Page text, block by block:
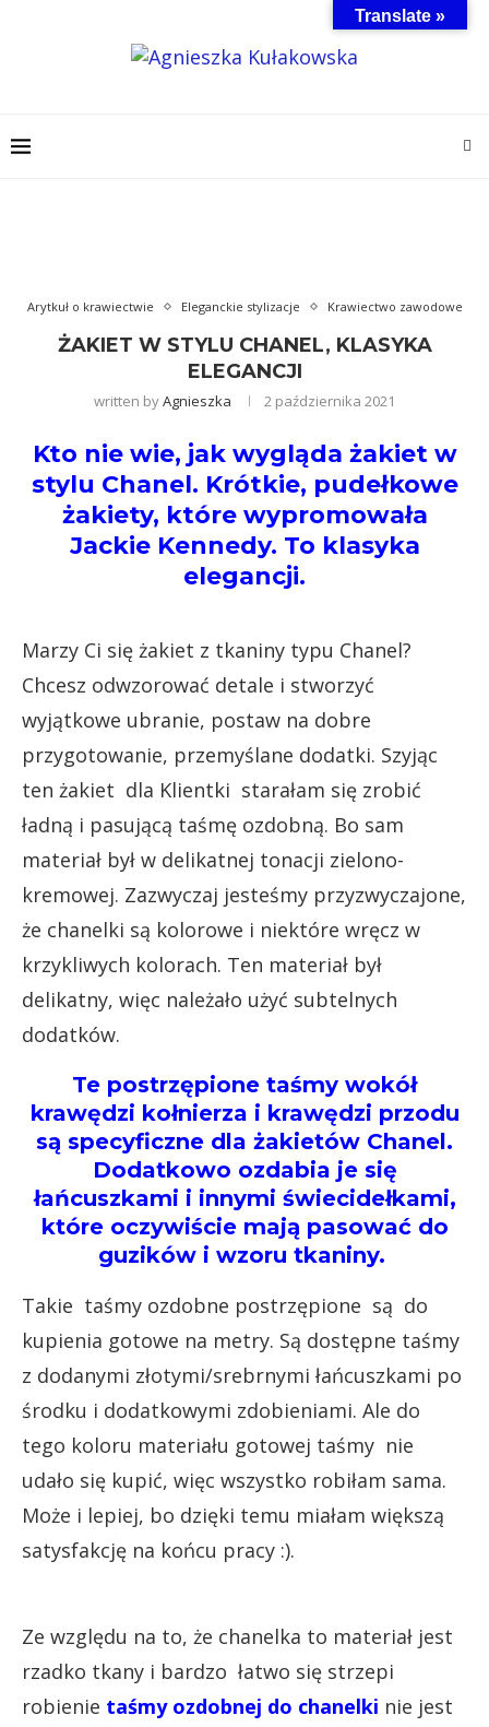
Arytkuł o krawiectwie Eleganckie stylizacje Krawiectwo zawodowe
ŻAKIET W STYLU CHANEL, KLASYKA
ELEGANCJI
written byAgnieszka 2 października 2021
Kto nie wie, jak wygląda żakiet w
stylu Chanel. Krótkie, pudełkowe
żakiety, które wypromowała
Jackie Kennedy. To klasyka
elegancji.
Marzy Ci się żakiet z tkaniny typu Chanel?
Chcesz odwzorować detale i stworzyć
wyjątkowe ubranie, postaw na dobre
przygotowanie, przemyślane dodatki. Szyjąc
ten żakiet dla Klientki starałam się zrobić
ładną i pasującą taśmę ozdobną. Bo sam
materiał był w delikatnej tonacji zielono-
kremowej. Zazwyczaj jesteśmy przyzwyczajone,
że chanelki są kolorowe i niektóre wręcz w
krzykliwych kolorach. Ten materiał był
delikatny, więc należało użyć subtelnych
dodatków.
Te postrzępione taśmy wokół
krawędzi kołnierza i krawędzi przodu
są specyficzne dla żakietów Chanel.
Dodatkowo ozdabia je się
łańcuszkami i innymi świecidełkami,
które oczywiście mają pasować do
guzików i wzoru tkaniny.
Takie taśmy ozdobne postrzępione są do
kupienia gotowe na metry. Są dostępne taśmy
z dodanymi złotymi/srebrnymi łańcuszkami po
środku i dodatkowymi zdobieniami. Ale do
tego koloru materiału gotowej taśmy nie
udało się kupić, więc wszystko robiłam sama.
Może i lepiej, bo dzięki temu miałam większą
satysfakcję na końcu pracy :).
Ze względu na to, że chanelka to materiał jest
rzadko tkany i bardzo łatwo się strzepi
robienie taśmy ozdobnej do chanelki nie jest
Translate »